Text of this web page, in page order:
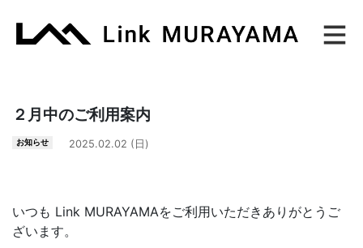
Main Navigation
２月中のご利用案内
お知らせ 2025.02.02 (日)
いつも Link MURAYAMAをご利用いただきありがとうご
ざいます。